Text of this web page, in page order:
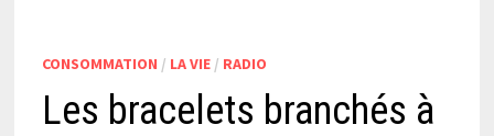
CONSOMMATION / LA VIE/ RADIO
Les bracelets branchés à